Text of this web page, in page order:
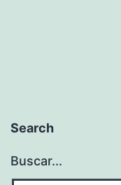
Search
Buscar...